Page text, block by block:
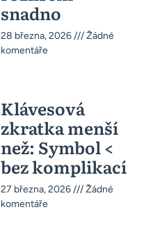
snadno
28 března, 2026
Žádné
komentáře
Klávesová
zkratka menší
než: Symbol <
bez komplikací
27 března, 2026
Žádné
komentáře